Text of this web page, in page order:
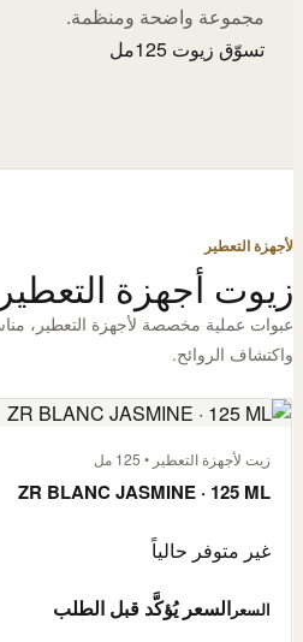
مجموعة واضحة ومنظمة.
تسوّق زيوت 125مل
لأجهزة التعطير
زيوت أجهزة التعطير 125مل
عبوات عملية مخصصة لأجهزة التعطير،
واكتشاف الروائح.
زيت لأجهزة التعطير • 125 مل
ZR BLANC JASMINE · 125 ML
غير متوفر حالياً
السعر السعر يُؤكَّد قبل الطلب